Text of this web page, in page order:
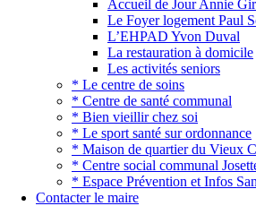
Accueil de Jour Annie
Le Foyer logement Paul
L’EHPAD Yvon Duval
La restauration à domicile
Les activités seniors
* Le centre de soins
* Centre de santé communal
* Bien vieillir chez soi
* Le sport santé sur ordonnance
* Maison de quartier du Vieux
* Centre social communal
* Espace Prévention et Infos
Contacter le maire